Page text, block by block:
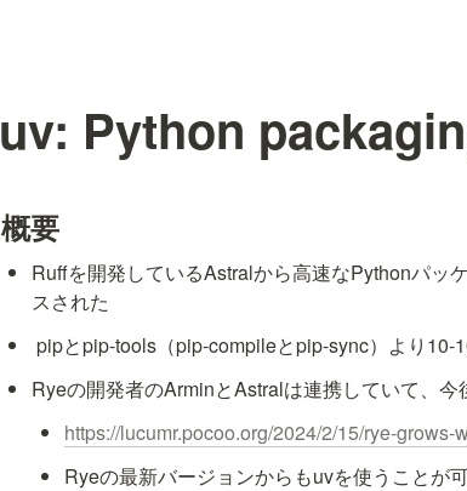
uv: Python
概要
Ruffを開発しているAstralから高速なPythonパッ
スされた
pipとpip-tools（pip-compileとpip-sync）より10-
Ryeの開発者のArminとAstralは連携していて、
https://lucumr.pocoo.org/2024/2/15/rye-grows-
Ryeの最新バージョンからもuvを使うことが